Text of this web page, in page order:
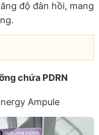
độ đàn hồi, mang
chứa PDRN
Ampule